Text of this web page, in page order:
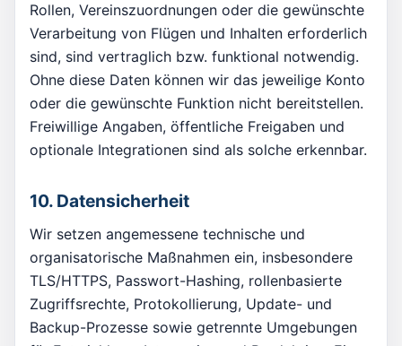
Rollen, Vereinszuordnungen oder die gewünschte
Verarbeitung von Flügen und Inhalten erforderlich
sind, sind vertraglich bzw. funktional notwendig.
Ohne diese Daten können wir das jeweilige Konto
oder die gewünschte Funktion nicht bereitstellen.
Freiwillige Angaben, öffentliche Freigaben und
optionale Integrationen sind als solche erkennbar.
10. Datensicherheit
Wir setzen angemessene technische und
organisatorische Maßnahmen ein, insbesondere
TLS/HTTPS, Passwort-Hashing, rollenbasierte
Zugriffsrechte, Protokollierung, Update- und
Backup-Prozesse sowie getrennte Umgebungen